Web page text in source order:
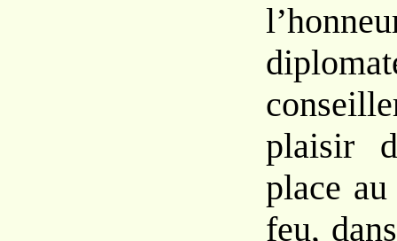
plaisir
place
feu,